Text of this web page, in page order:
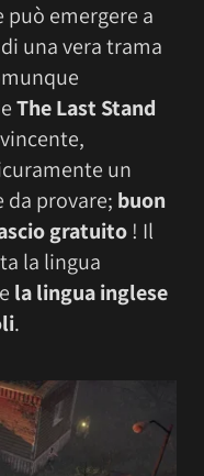
emergere a
una vera trama
The Last Stand
un
provare; buon
gratuito! Il
la lingua
la lingua inglese
.